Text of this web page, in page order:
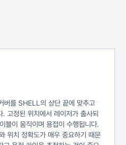
버를 SHELL의 상단 끝에 맞추고
고정된 위치에서 레이저가 출사되
블이 움직이며 용접이 수행됩니다.
위치 정확도가 매우 중요하기 때문